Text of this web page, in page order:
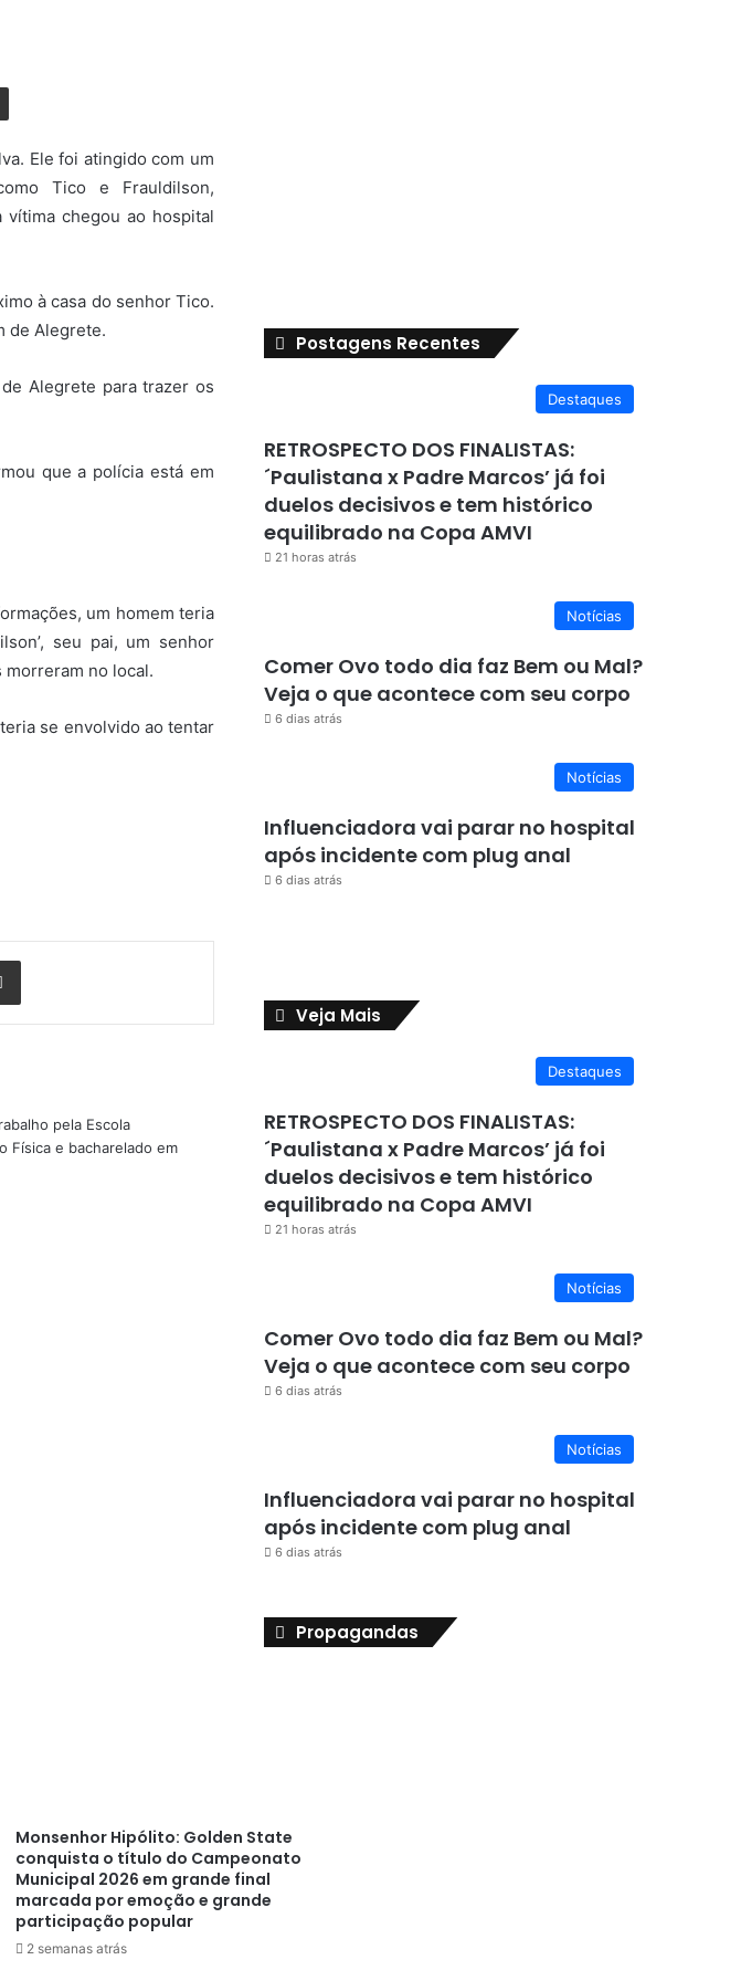
Ele foi atingido com um
Tico e Frauldilson,
chegou ao hospital
à casa do senhor Tico.
de Alegrete.
Alegrete para trazer os
que a polícia está em
um homem teria
seu pai, um senhor
no local.
se envolvido ao tentar
Compartilhar via e-mail
pela Escola
Física e bacharelado em
Postagens Recentes
Destaques
RETROSPECTO DOS FINALISTAS:
´Paulistana x Padre Marcos’ já foi
duelos decisivos e tem histórico
equilibrado na Copa AMVI
21 horas atrás
Notícias
Comer Ovo todo dia faz Bem ou Mal?
Veja o que acontece com seu corpo
6 dias atrás
Notícias
Influenciadora vai parar no hospital
após incidente com plug anal
6 dias atrás
Veja Mais
Destaques
RETROSPECTO DOS FINALISTAS:
´Paulistana x Padre Marcos’ já foi
duelos decisivos e tem histórico
equilibrado na Copa AMVI
21 horas atrás
Notícias
Comer Ovo todo dia faz Bem ou Mal?
Veja o que acontece com seu corpo
6 dias atrás
Notícias
Influenciadora vai parar no hospital
após incidente com plug anal
6 dias atrás
Propagandas
Monsenhor Hipólito: Golden State
conquista o título do Campeonato
Municipal 2026 em grande final
marcada por emoção e grande
participação popular
2 semanas atrás